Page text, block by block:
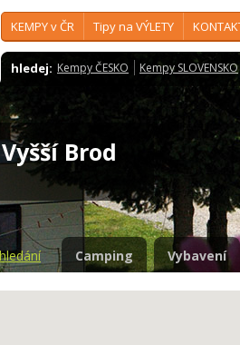
KEMPY v ČR Tipy na VÝLETY
hledej: Kempy ČESKO Kempy SLOVENSKO
Brod
Camping Vybavení